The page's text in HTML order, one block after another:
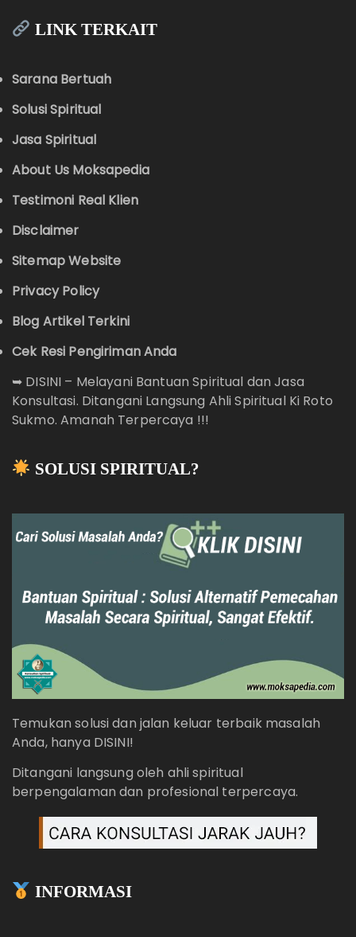
LINK TERKAIT
Sarana Bertuah
Solusi Spiritual
Jasa Spiritual
About Us Moksapedia
Testimoni Real Klien
Disclaimer
Sitemap Website
Privacy Policy
Blog Artikel Terkini
Cek Resi Pengiriman Anda
➥ DISINI – Melayani Bantuan Spiritual dan Jasa
Konsultasi. Ditangani Langsung Ahli Spiritual Ki Roto
Sukmo. Amanah Terpercaya !!!
SOLUSI SPIRITUAL?
Temukan solusi dan jalan keluar terbaik masalah
Anda, hanya DISINI!
Ditangani langsung oleh ahli spiritual
berpengalaman dan profesional terpercaya.
INFORMASI